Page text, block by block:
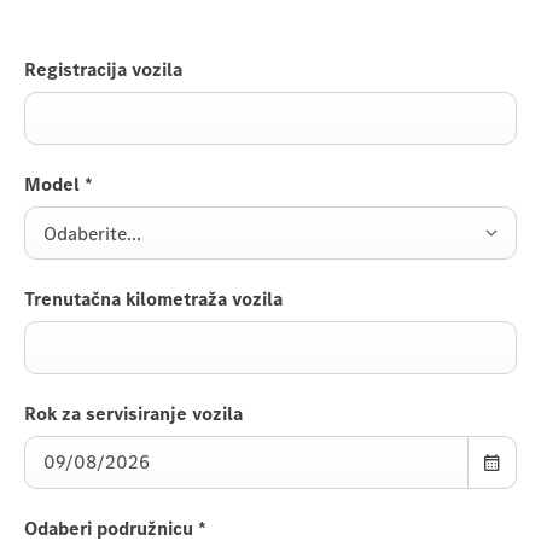
Registracija vozila
Model *
Odaberite...
Trenutačna kilometraža vozila
Rok za servisiranje vozila
Odaberi podružnicu *